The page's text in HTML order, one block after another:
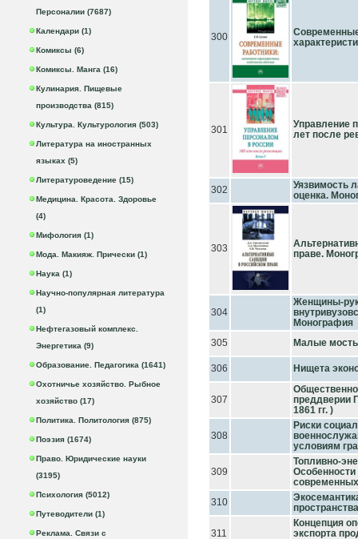
Персоналии (7687)
Календари (1)
Комиксы (6)
Комиксы. Манга (16)
Кулинария. Пищевые
производства (815)
Культура. Культурология (503)
Литература на иностранных
языках (5)
Литературоведение (15)
Медицина. Красота. Здоровье
(4)
Мифология (1)
Мода. Макияж. Прически (1)
Наука (1)
Научно-популярная литература
(1)
Нефтегазовый комплекс.
Энергетика (9)
Образование. Педагогика (1641)
Охотничье хозяйство. Рыбное
хозяйство (17)
Политика. Политология (875)
Поэзия (1674)
Право. Юридические науки
(3195)
Психология (5012)
Путеводители (1)
Реклама. Связи с
300
301
Управление
лет после
302
Уязвимость
оценка.
303
праве.
304
Женщины-
Монография
305
Малые
306 Нищета
307
преддверии
1861 гг. )
308
Риски
условиям
309
Топливно-
Особенности
310
пространства
311
Концепция
экспорта